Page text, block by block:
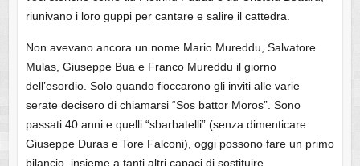
riunivano i loro guppi per cantare e salire il cattedra.
Non avevano ancora un nome Mario Mureddu, Salvatore
Mulas, Giuseppe Bua e Franco Mureddu il giorno
dell’esordio. Solo quando fioccarono gli inviti alle varie
serate decisero di chiamarsi “Sos battor Moros”. Sono
passati 40 anni e quelli “sbarbatelli” (senza dimenticare
Giuseppe Duras e Tore Falconi), oggi possono fare un primo
bilancio, insieme a tanti altri capaci di sostituire